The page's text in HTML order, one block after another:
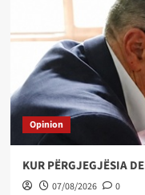
Opinion
KUR PËRGJEGJËSIA
07/08/2026 0